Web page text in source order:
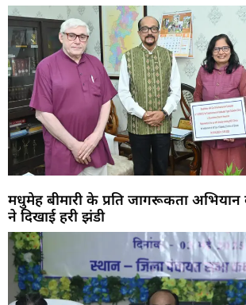
मधुमेह बीमारी के प्रति जागरूकता अभियान
ने दिखाई हरी झंडी